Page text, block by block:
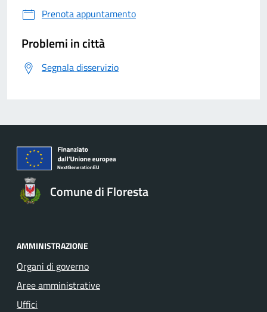
Prenota appuntamento
Problemi in città
Segnala disservizio
Comune di Floresta
AMMINISTRAZIONE
Organi di governo
Aree amministrative
Uffici